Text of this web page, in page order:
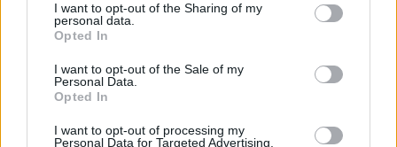
I want to opt-out of the Sharing of my
personal data.
Opted In
I want to opt-out of the Sale of my
Personal Data.
Opted In
I want to opt-out of processing my
Personal Data for Targeted Advertising.
Držiak elektród EH Snap 200